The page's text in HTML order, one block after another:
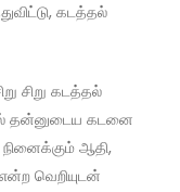
கடத்தல்
சிறு கடத்தல்
தன்னுடைய கடனை
நினைக்கும் ஆதி,
வெறியுடன்